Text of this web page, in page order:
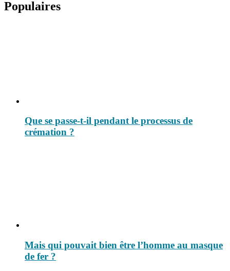
Populaires
Que se passe-t-il pendant le processus de
crémation ?
Mais qui pouvait bien être l’homme au masque
de fer ?